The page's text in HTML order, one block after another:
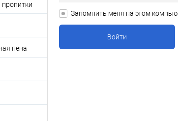
пропитки
пена
Запомнить меня на этом